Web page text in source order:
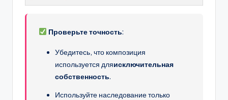
Проверьте точность:
Убедитесь, что композиция
используется дляисключительная
собственность.
Используйте наследование только